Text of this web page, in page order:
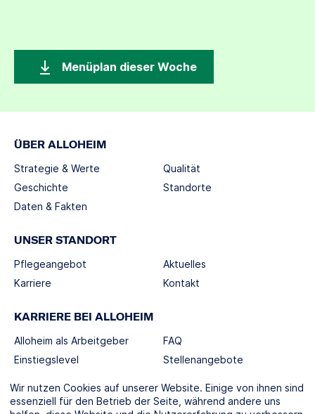
Menüplan dieser Woche
ÜBER ALLOHEIM
Strategie & Werte
Geschichte
Daten & Fakten
Qualität
Standorte
UNSER STANDORT
Pflegeangebot
Karriere
Aktuelles
Kontakt
KARRIERE BEI ALLOHEIM
Alloheim als Arbeitgeber
Einstiegslevel
FAQ
Stellenangebote
Wir nutzen Cookies auf unserer Website. Einige von ihnen sind
essenziell für den Betrieb der Seite, während andere uns